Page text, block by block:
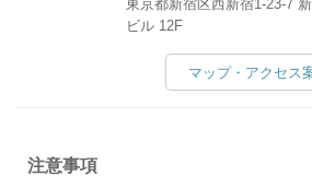
東京都新宿区西新宿1-23-7
ビル 12F
マップ・アクセス
注意事項